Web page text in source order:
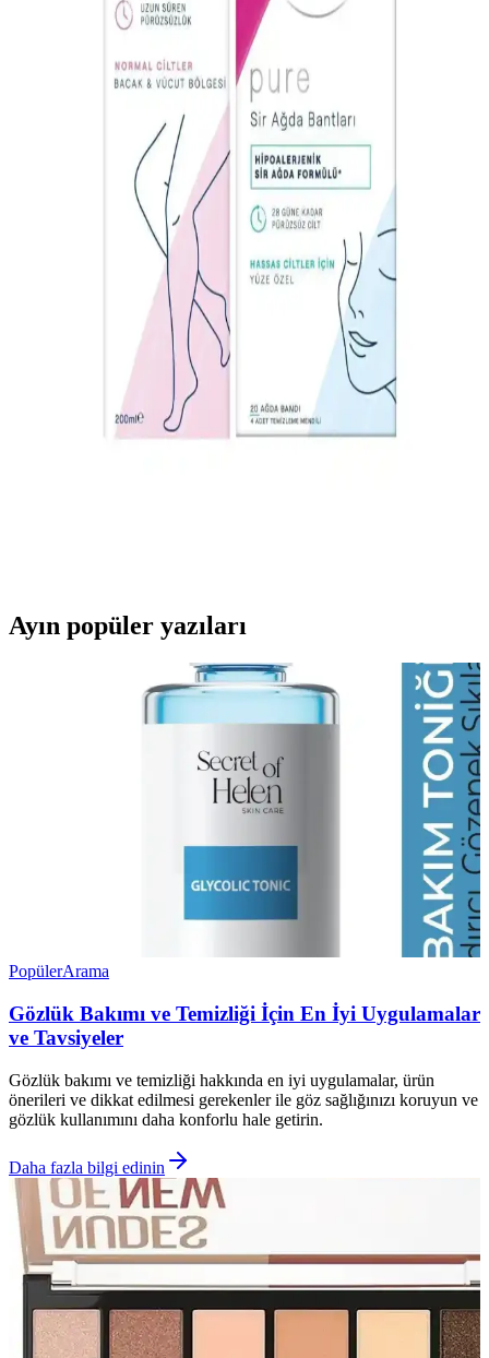
Tüy Dökücü Spreyler ile Pürüzsüz ve Güvenilir Cilt
Bakımı Yöntemleri
Tüy dökücü spreyler, hızlı ve etkili sonuçlar sunar. Ciltle uyumlu
formülleri ve kullanım kolaylığıyla pürüzsüz cilt sağlar, tahrişi azaltır
ve bakım rutininizin önemli bir parçası olur.
Erkekler İçin Güvenli ve Etkili Genital Bölge Tüy
Dökücü Ürünler Rehberi
Genital bölge tüy dökücü ürünler, erkeklerin kişisel bakımında
hassas ciltlere uygun, doğal içeriklerle tahrişi azaltan ve kolay
kullanımlı seçenekler sunar. Doğru ürün seçimi ve dikkatli kullanım
Tüy Dökücü Krem Uygulama Rehberi: Güvenli ve
Etkili Kullanım İpuçları
Tüy dökücü krem kullanımı için adım adım rehber. Güvenli
uygulama, cilt hazırlığı ve sonrası bakım ipuçlarıyla etkili sonuçlar
Ayın popüler yazıları
PopülerArama
Gözlük Bakımı ve Temizliği İçin En İyi Uygulamalar
ve Tavsiyeler
Gözlük bakımı ve temizliği hakkında en iyi uygulamalar, ürün
önerileri ve dikkat edilmesi gerekenler ile göz sağlığınızı koruyun ve
gözlük kullanımını daha konforlu hale getirin.
Daha fazla bilgi edinin